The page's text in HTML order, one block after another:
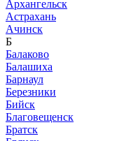
Архангельск
Астрахань
Ачинск
Б
Балаково
Балашиха
Барнаул
Березники
Бийск
Благовещенск
Братск